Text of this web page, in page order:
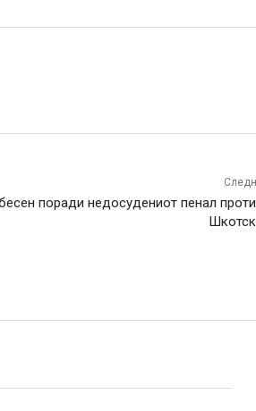
поради недосудениот пенал